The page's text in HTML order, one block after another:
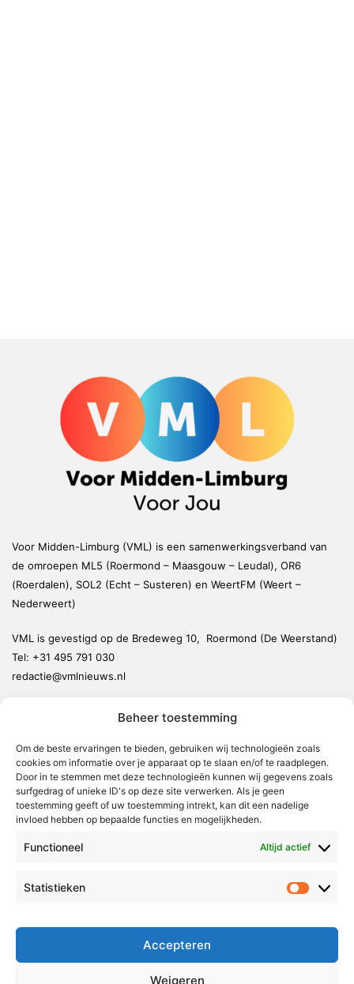
Beheer toestemming
Om de beste ervaringen te bieden, gebruiken wij technologieën zoals
cookies om informatie over je apparaat op te slaan en/of te raadplegen.
Door in te stemmen met deze technologieën kunnen wij gegevens zoals
surfgedrag of unieke ID's op deze site verwerken. Als je geen
toestemming geeft of uw toestemming intrekt, kan dit een nadelige
invloed hebben op bepaalde functies en mogelijkheden.
Functioneel Altijd actief
Statistieken
Accepteren
Weigeren
Voor Midden-Limburg (VML) is een samenwerkingsverband van
de omroepen ML5 (Roermond – Maasgouw – Leudal), OR6
(Roerdalen), SOL2 (Echt – Susteren) en WeertFM (Weert –
Nederweert)
VML is gevestigd op de Bredeweg 10, Roermond (De Weerstand)
Tel: +31 495 791 030
redactie@vmlnieuws.nl
Leudal
Maasgouw
Echt-Susteren
Radio & TV